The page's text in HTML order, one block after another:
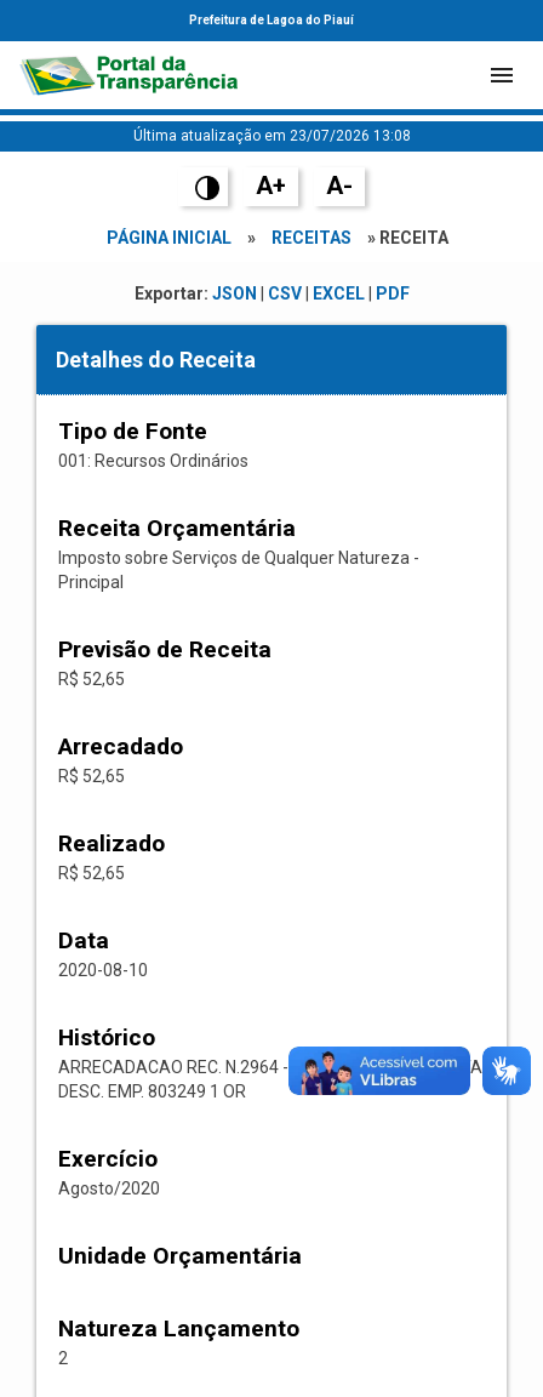
Prefeitura de Lagoa do Piauí
Última atualização em 23/07/2026 13:08
A+ A-
PÁGINA INICIAL » RECEITAS » RECEITA
Exportar: JSON CSV| EXCEL| PDF
Detalhes do Receita
Tipo de Fonte
001: Recursos Ordinários
Receita Orçamentária
Imposto sobre Serviços de Qualquer Natureza -
Principal
Previsão de Receita
R$ 52,65
Arrecadado
R$ 52,65
Realizado
R$ 52,65
Data
2020-08-10
Histórico
ARRECADACAO REC. N.2964 -- 1118.02.3.1.00-RECEITA
DESC. EMP. 803249 1 OR
Exercício
Agosto/2020
Unidade Orçamentária
Natureza Lançamento
2